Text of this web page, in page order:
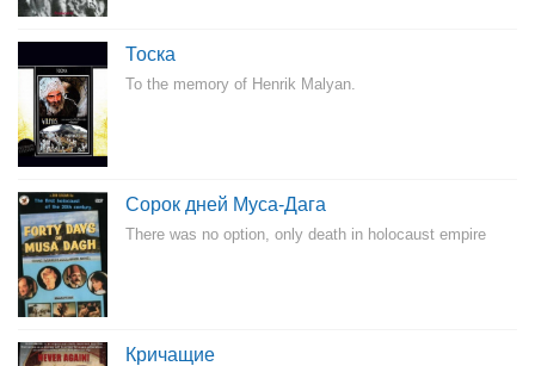
Тоска
To the memory of Henrik Malyan.
Сорок дней Муса-Дага
There was no option, only death in holocaust empire
Кричащие